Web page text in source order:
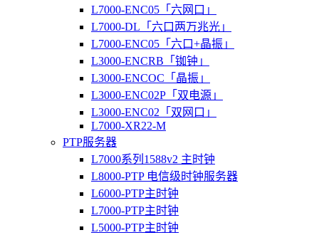
L7000-ENC05「六网口」
L7000-DL「六口两万兆光」
L7000-ENC05「六口+晶振」
L3000-ENCRB「铷钟」
L3000-ENCOC「晶振」
L3000-ENC02P「双电源」
L3000-ENC02「双网口」
L7000-XR22-M
PTP服务器
L7000系列1588v2 主时钟
L8000-PTP 电信级时钟服务器
L6000-PTP主时钟
L7000-PTP主时钟
L5000-PTP主时钟